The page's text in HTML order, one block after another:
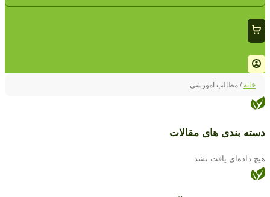
خانه / مطالب آموزشی
دسته بندی های مقالات
هیچ داده‌ای یافت نشد